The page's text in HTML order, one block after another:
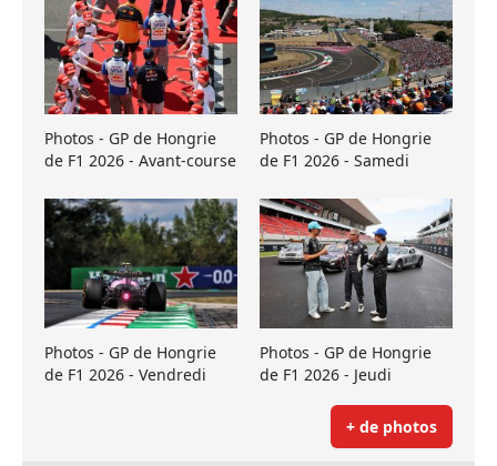
Photos - GP de Hongrie
de F1 2026 - Avant-course
Photos - GP de Hongrie
de F1 2026 - Samedi
Photos - GP de Hongrie
de F1 2026 - Vendredi
Photos - GP de Hongrie
de F1 2026 - Jeudi
+ de photos